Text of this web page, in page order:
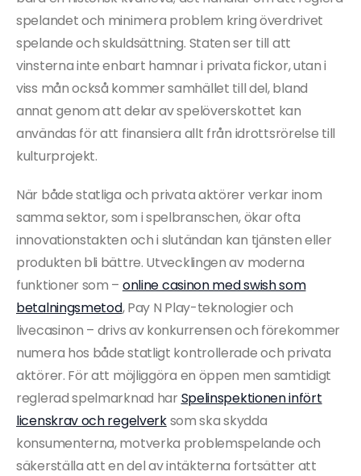
spelandet och minimera problem kring överdrivet
spelande och skuldsättning. Staten ser till att
vinsterna inte enbart hamnar i privata fickor, utan i
viss mån också kommer samhället till del, bland
annat genom att delar av spelöverskottet kan
användas för att finansiera allt från idrottsrörelse till
kulturprojekt.
När både statliga och privata aktörer verkar inom
samma sektor, som i spelbranschen, ökar ofta
innovationstakten och i slutändan kan tjänsten eller
produkten bli bättre. Utvecklingen av moderna
funktioner som – online casinon med swish som
betalningsmetod, Pay N Play-teknologier och
livecasinon – drivs av konkurrensen och förekommer
numera hos både statligt kontrollerade och privata
aktörer. För att möjliggöra en öppen men samtidigt
reglerad spelmarknad har Spelinspektionen infört
licenskrav och regelverksom ska skydda
konsumenterna, motverka problemspelande och
säkerställa att en del av intäkterna fortsätter att